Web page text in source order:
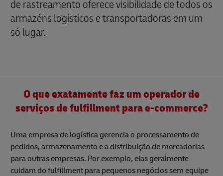
de rastreamento oferece visibilidade de todos os
armazéns logísticos e transportadoras em um
só lugar.
O que exatamente faz um operador de
serviços de fulfillment para e-commerce?
Uma empresa de logística gerencia o processamento de
pedidos, armazenamento e a distribuição de mercadorias
para outras empresas. Por exemplo, elas geralmente
cuidam do fulfillment para pequenos negócios sem equipe